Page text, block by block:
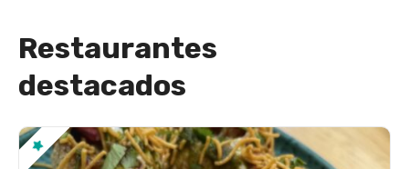
Restaurantes
destacados